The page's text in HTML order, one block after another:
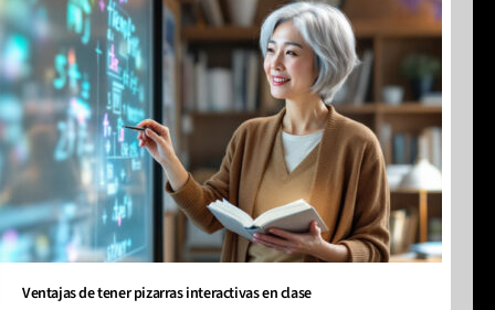
Ventajas de tener pizarras interactivas en clase